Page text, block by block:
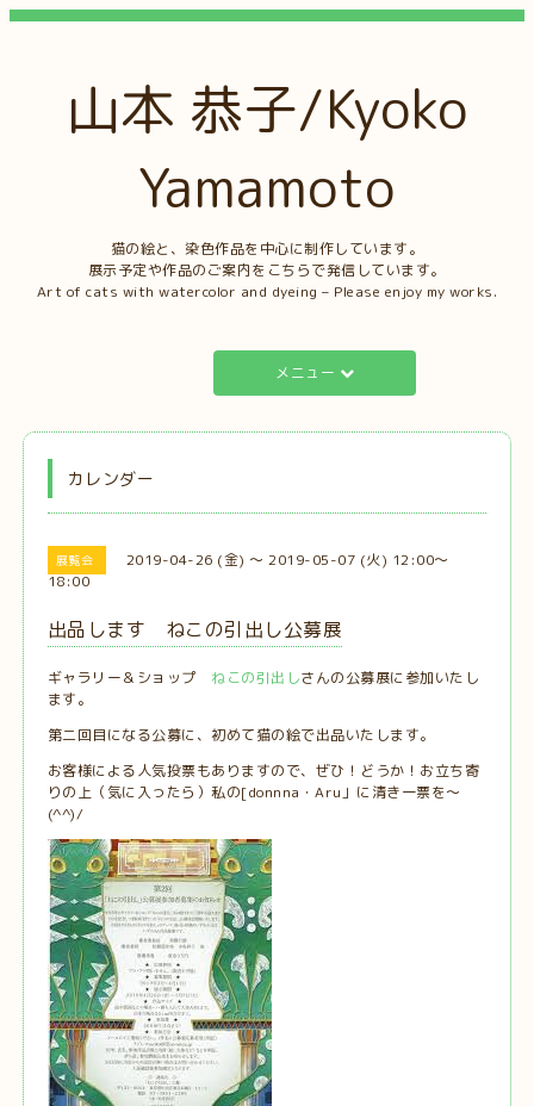
山本 恭子/Kyoko
Yamamoto
猫の絵と、染色作品を中心に制作しています。
展示予定や作品のご案内をこちらで発信しています。
Art of cats with watercolor and dyeing – Please enjoy my works.
メニュー
カレンダー
展覧会
2019-04-26 (金) ～ 2019-05-07 (火) 12:00～
18:00
出品します ねこの引出し公募展
ギャラリー＆ショップ ねこの引出しさんの公募展に参加いたし
ます。
第二回目になる公募に、初めて猫の絵で出品いたします。
お客様による人気投票もありますので、ぜひ！どうか！お立ち寄
りの上（気に入ったら）私の[donnna・Aru」に清き一票を～
(^^)/